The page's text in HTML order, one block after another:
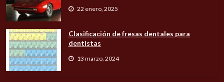
22 enero, 2025
Clasificación de fresas dentales para
dentistas
13 marzo, 2024